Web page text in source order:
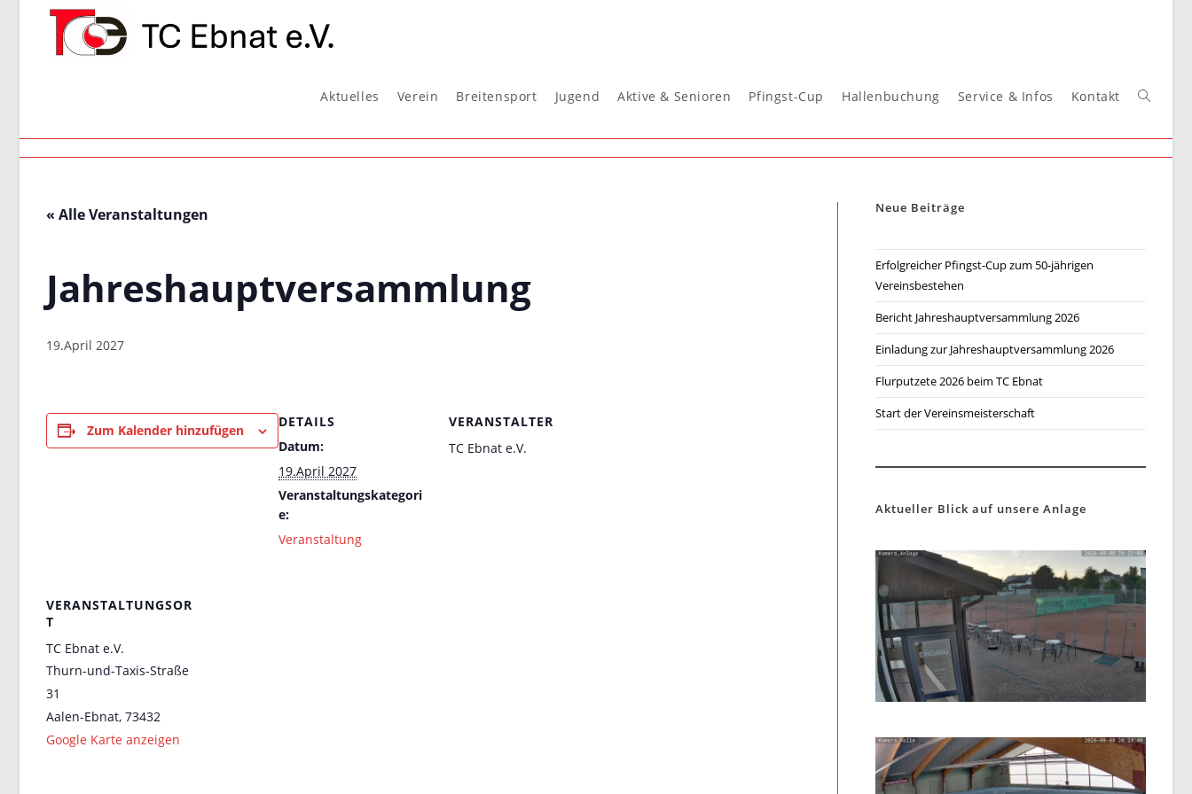
Aktuelles Verein Breitensport Jugend Aktive & Senioren Pfingst-Cup Hallenbuchung Service & Infos Kontakt Website-
« Alle Veranstaltungen
Jahreshauptversammlung
19.April 2027
Zum Kalender hinzufügen
DETAILS
Datum:
19.April 2027
Veranstaltungskategori
e:
Veranstaltung
VERANSTALTER
TC Ebnat e.V.
VERANSTALTUNGSOR
T
TC Ebnat e.V.
Thurn-und-Taxis-Straße
31
Aalen-Ebnat, 73432
Google Karte anzeigen
Neue Beiträge
Erfolgreicher Pfingst-Cup zum 50-jährigen
Vereinsbestehen
Bericht Jahreshauptversammlung 2026
Einladung zur Jahreshauptversammlung 2026
Flurputzete 2026 beim TC Ebnat
Start der Vereinsmeisterschaft
Aktueller Blick auf unsere Anlage